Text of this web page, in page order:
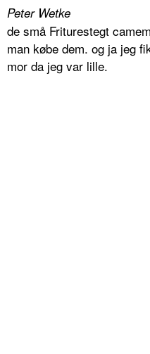
Peter Wetke
de små Friturestegt
man købe dem. og ja jeg
mor da jeg var lille.